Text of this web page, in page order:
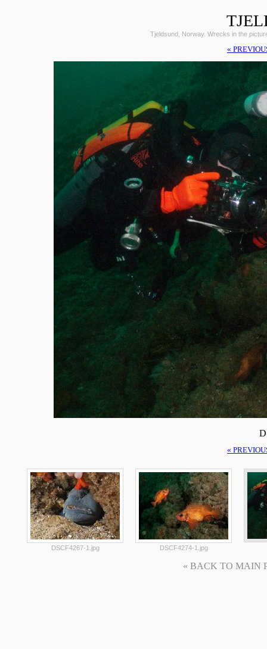
Tjeldsund, Norway. Wrecks in the
«
«
DSCF4267-1.jpg DSCF4274-1.jpg
« BACK TO MAIN